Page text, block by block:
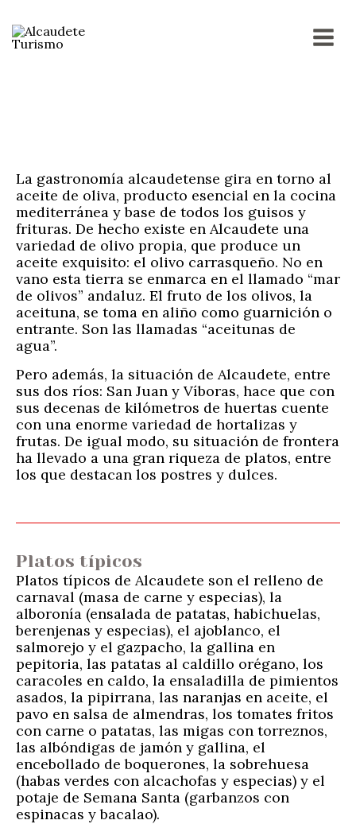
contenido
La gastronomía alcaudetense gira en torno al
aceite de oliva, producto esencial en la cocina
mediterránea y base de todos los guisos y
frituras. De hecho existe en Alcaudete una
variedad de olivo propia, que produce un
aceite exquisito: el olivo carrasqueño. No en
vano esta tierra se enmarca en el llamado “mar
de olivos” andaluz. El fruto de los olivos, la
aceituna, se toma en aliño como guarnición o
entrante. Son las llamadas “aceitunas de
agua”.
Pero además, la situación de Alcaudete, entre
sus dos ríos: San Juan y Víboras, hace que con
sus decenas de kilómetros de huertas cuente
con una enorme variedad de hortalizas y
frutas. De igual modo, su situación de frontera
ha llevado a una gran riqueza de platos, entre
los que destacan los postres y dulces.
Platos típicos
Platos típicos de Alcaudete son el relleno de
carnaval (masa de carne y especias), la
alboronía (ensalada de patatas, habichuelas,
berenjenas y especias), el ajoblanco, el
salmorejo y el gazpacho, la gallina en
pepitoria, las patatas al caldillo orégano, los
caracoles en caldo, la ensaladilla de pimientos
asados, la pipirrana, las naranjas en aceite, el
pavo en salsa de almendras, los tomates fritos
con carne o patatas, las migas con torreznos,
las albóndigas de jamón y gallina, el
encebollado de boquerones, la sobrehuesa
(habas verdes con alcachofas y especias) y el
potaje de Semana Santa (garbanzos con
espinacas y bacalao).